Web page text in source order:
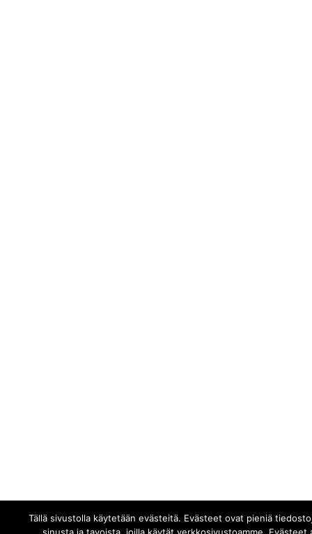
Tällä sivustolla käytetään evästeitä. Evästeet ovat pieniä